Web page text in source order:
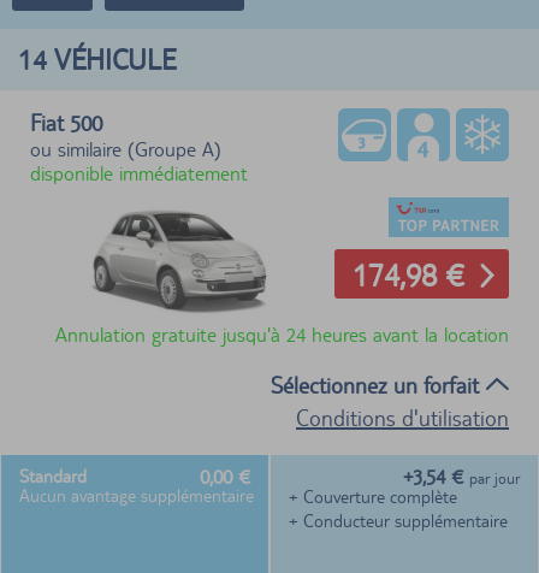
14 VÉHICULE
Fiat 500
ou similaire (Groupe A)
disponible immédiatement
174,98 €
Annulation gratuite jusqu'à 24 heures avant la location
Sélectionnez un forfait
Conditions d'utilisation
Standard
Aucun avantage supplémentaire
0,00 €
+ Couverture complète
+ Conducteur supplémentaire
+3,54 € par jour